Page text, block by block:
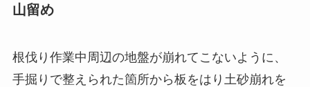
山留め
根伐り作業中周辺の地盤が崩れてこないように、
手掘りで整えられた箇所から板をはり土砂崩れを